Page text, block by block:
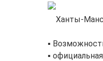
▪️
▪️